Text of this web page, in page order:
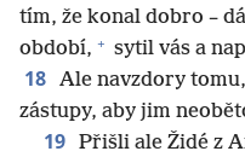
tím, že konal dobro –
období, + sytil vás a
18 Ale navzdory
zástupy, aby jim
19 Přišli ale Židé z